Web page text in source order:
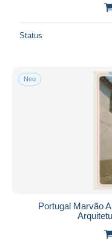
Status
Neu
Portugal Marvão